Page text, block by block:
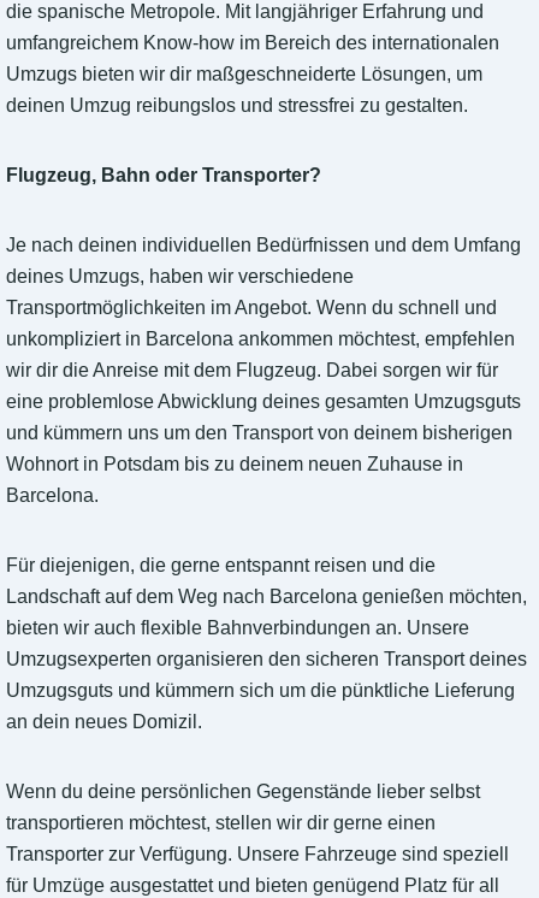
die spanische Metropole. Mit langjähriger Erfahrung und
umfangreichem Know-how im Bereich des internationalen
Umzugs bieten wir dir maßgeschneiderte Lösungen, um
deinen Umzug reibungslos und stressfrei zu gestalten.
Flugzeug, Bahn oder Transporter?
Je nach deinen individuellen Bedürfnissen und dem Umfang
deines Umzugs, haben wir verschiedene
Transportmöglichkeiten im Angebot. Wenn du schnell und
unkompliziert in Barcelona ankommen möchtest, empfehlen
wir dir die Anreise mit dem Flugzeug. Dabei sorgen wir für
eine problemlose Abwicklung deines gesamten Umzugsguts
und kümmern uns um den Transport von deinem bisherigen
Wohnort in Potsdam bis zu deinem neuen Zuhause in
Barcelona.
Für diejenigen, die gerne entspannt reisen und die
Landschaft auf dem Weg nach Barcelona genießen möchten,
bieten wir auch flexible Bahnverbindungen an. Unsere
Umzugsexperten organisieren den sicheren Transport deines
Umzugsguts und kümmern sich um die pünktliche Lieferung
an dein neues Domizil.
Wenn du deine persönlichen Gegenstände lieber selbst
transportieren möchtest, stellen wir dir gerne einen
Transporter zur Verfügung. Unsere Fahrzeuge sind speziell
für Umzüge ausgestattet und bieten genügend Platz für all